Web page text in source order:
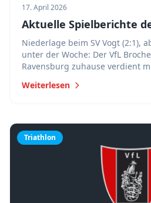
17. April 2026
Aktuelle Spielberichte
Niederlage beim SV Vogt (2:1),
unter der Woche: Der VfL
Ravensburg zuhause verdient
Weiterlesen
Triathlon